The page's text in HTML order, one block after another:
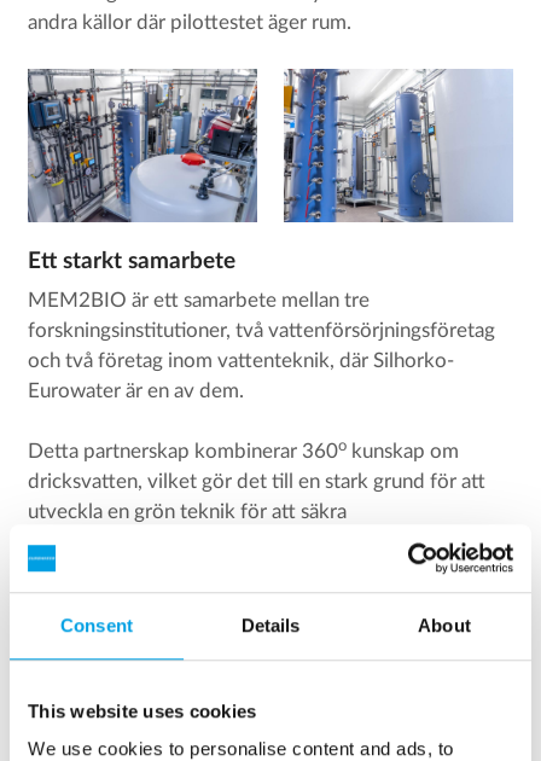
Consent Details About
This website uses cookies
We use cookies to personalise content and ads, to
andra källor där pilottestet äger rum.
Ett starkt samarbete
MEM2BIO är ett samarbete mellan tre
forskningsinstitutioner, två vattenförsörjningsföretag
och två företag inom vattenteknik, där Silhorko-
Eurowater är en av dem.
Detta partnerskap kombinerar 360o kunskap om
dricksvatten, vilket gör det till en stark grund för att
utveckla en grön teknik för att säkra
dricksvattenkvaliteten i framtiden.